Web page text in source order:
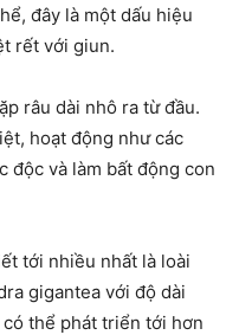
đây là một dấu hiệu
rết với giun.
râu dài nhô ra từ đầu.
hoạt động như các
độc và làm bất động con
tới nhiều nhất là loài
gigantea với độ dài
thể phát triển tới hơn